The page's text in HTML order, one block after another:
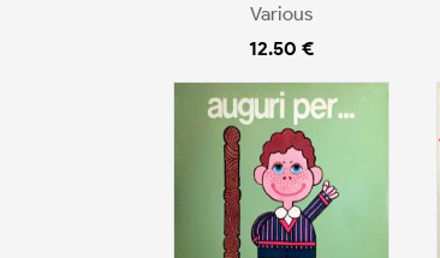
Various
12.50 €